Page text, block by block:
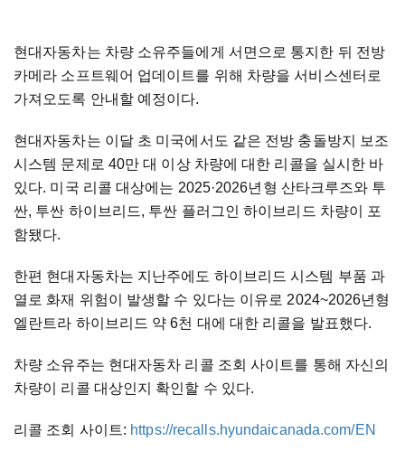
현대자동차는 차량 소유주들에게 서면으로 통지한 뒤 전방
카메라 소프트웨어 업데이트를 위해 차량을 서비스센터로
가져오도록 안내할 예정이다.
현대자동차는 이달 초 미국에서도 같은 전방 충돌방지 보조
시스템 문제로 40만 대 이상 차량에 대한 리콜을 실시한 바
있다. 미국 리콜 대상에는 2025·2026년형 산타크루즈와 투
싼, 투싼 하이브리드, 투싼 플러그인 하이브리드 차량이 포
함됐다.
한편 현대자동차는 지난주에도 하이브리드 시스템 부품 과
열로 화재 위험이 발생할 수 있다는 이유로 2024~2026년형
엘란트라 하이브리드 약 6천 대에 대한 리콜을 발표했다.
차량 소유주는 현대자동차 리콜 조회 사이트를 통해 자신의
차량이 리콜 대상인지 확인할 수 있다.
리콜 조회 사이트: https://recalls.hyundaicanada.com/EN